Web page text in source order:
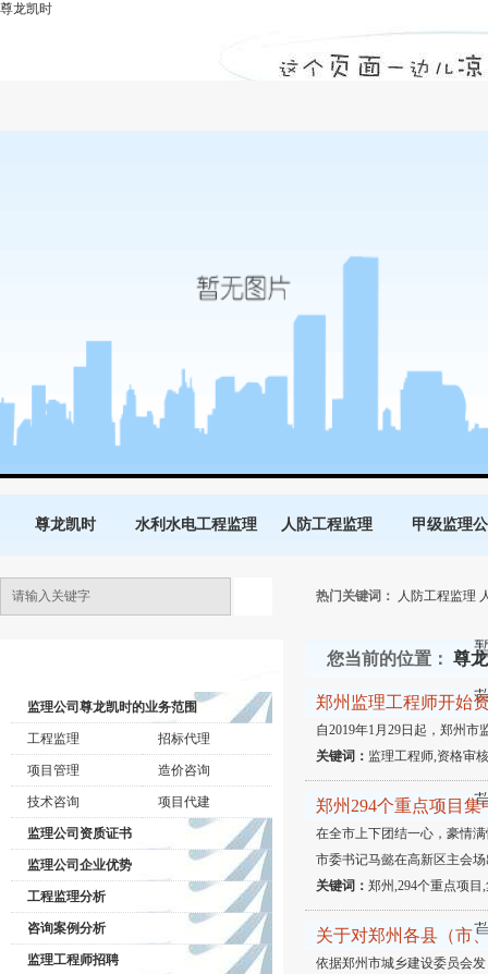
郑州-尊龙凯时
尊龙凯时
尊龙凯时 水利水电工程监理 人防工程监理 甲级监理
热门关键词： 人防工程监理
监理公司尊龙凯时的业务范围
工程监理 招标代理
项目管理 造价咨询
技术咨询 项目代建
监理公司资质证书
监理公司企业优势
工程监理分析
咨询案例分析
监理工程师招聘
您当前的位置： 尊
郑州监理工程师开始
自2019年1月29日起，郑州
关键词： 监理工程师,资格审
郑州294个重点项目集
在全市上下团结一心，豪情
市委书记马懿在高新区主会
关键词： 郑州,294个重点项目
关于对郑州各县（市
依据郑州市城乡建设委员会